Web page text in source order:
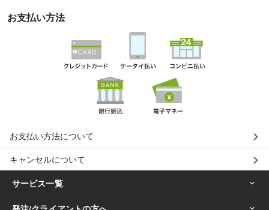
お支払い方法
お支払い方法について
キャンセルについて